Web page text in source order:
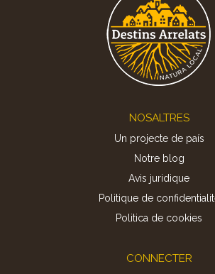
NOSALTRES
Un projecte de país
Notre blog
Avis juridique
Politique de
Politica de cookies
CONNECTER